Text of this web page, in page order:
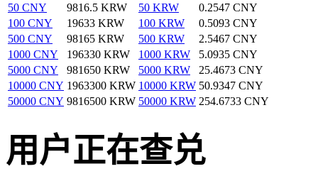
50 CNY
9816.5 KRW 50 KRW
0.2547 CNY
100 CNY
19633 KRW 100 KRW
0.5093 CNY
500 CNY
98165 KRW 500 KRW
2.5467 CNY
1000 CNY
196330 KRW 1000 KRW
5.0935 CNY
5000 CNY
981650 KRW 5000 KRW
25.4673 CNY
10000 CNY 1963300 KRW 10000 KRW 50.9347 CNY
50000 CNY 9816500 KRW 50000 KRW 254.6733 CNY
用户正在查兑